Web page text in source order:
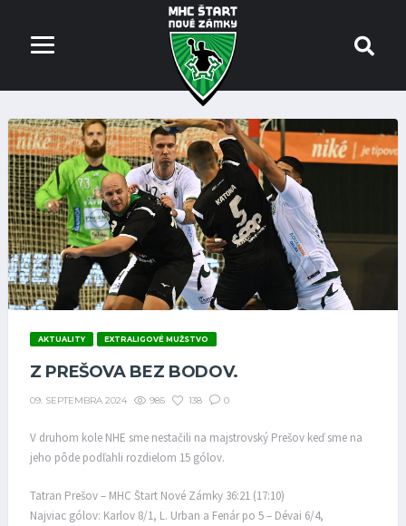
AKTUALITY EXTRALIGOVÉ MUŽSTVO
Z PREŠOVA BEZ BODOV.
09. SEPTEMBRA 2024 985 138 0
V druhom kole NHE sme nestačili na majstrovský Prešov keď sme na
jeho pôde podľahli rozdielom 15 gólov.
Tatran Prešov – MHC Štart Nové Zámky 36:21 (17:10)
Najviac gólov: Karlov 8/1, L. Urban a Fenár po 5 – Dévai 6/4,